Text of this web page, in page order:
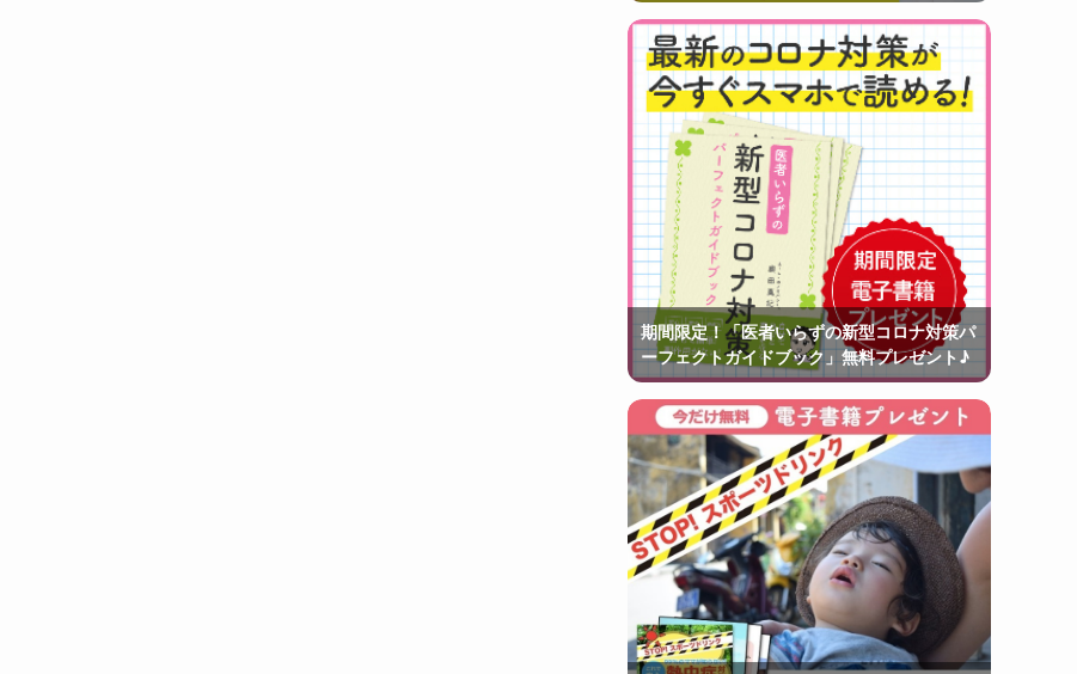
期間限定！「医者いらずの新型コロナ対策パ
ーフェクトガイドブック」無料プレゼント♪